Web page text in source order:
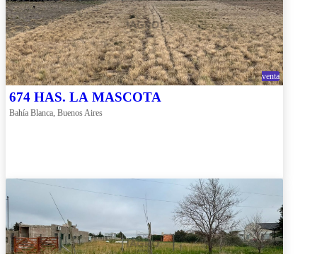
venta
674 HAS. LA MASCOTA
Bahía Blanca, Buenos Aires